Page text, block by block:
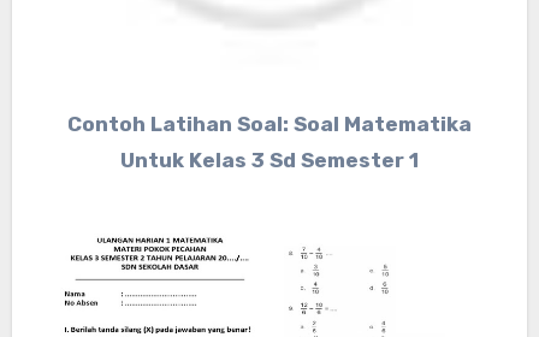
Contoh Latihan Soal: Soal Matematika
Untuk Kelas 3 Sd Semester 1